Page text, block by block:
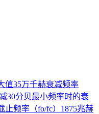
值35万千赫衰减频率
30分贝最小频率时的衰
止频率（fo/fc）1875兆赫